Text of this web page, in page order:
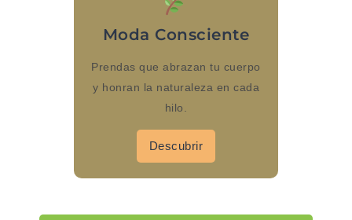
Moda Consciente
Prendas que abrazan tu cuerpo
y honran la naturaleza en cada
hilo.
Descubrir